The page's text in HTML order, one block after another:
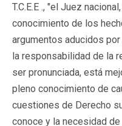
T.C.E.E ., "el Juez
conocimiento de los
argumentos aducidos
la responsabilidad de la
ser pronunciada, está
pleno conocimiento de
cuestiones de Derecho
conoce y la necesidad